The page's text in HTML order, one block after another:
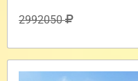
2992050